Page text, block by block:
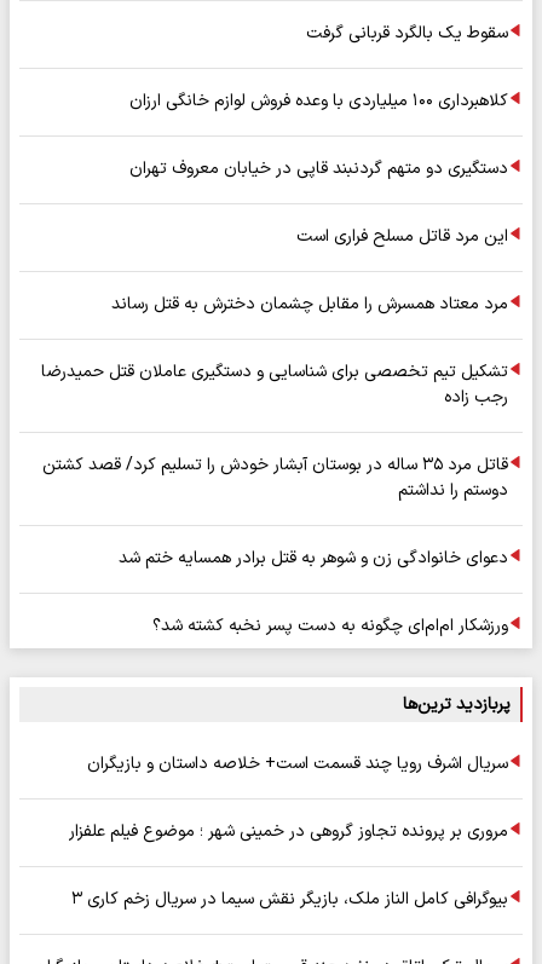
سقوط یک بالگرد قربانی گرفت
کلاهبرداری ۱۰۰ میلیاردی با وعده فروش لوازم خانگی ارزان
دستگیری دو متهم گردنبند قاپی در خیابان معروف تهران
این مرد قاتل مسلح فراری است
مرد معتاد همسرش را مقابل چشمان دخترش به قتل رساند
تشکیل تیم تخصصی برای شناسایی و دستگیری عاملان قتل حمیدرضا
رجب زاده
قاتل مرد ۳۵ ساله در بوستان آبشار خودش را تسلیم کرد/ قصد کشتن
دوستم را نداشتم
دعوای خانوادگی زن و شوهر به قتل برادر همسایه ختم شد
ورزشکار ام‌ام‌ای چگونه به دست پسر نخبه کشته شد؟
پربازدید ترین‌ها
سریال اشرف رویا چند قسمت است+ خلاصه داستان و بازیگران
مروری بر پرونده تجاوز گروهی در خمینی شهر ؛ موضوع فیلم علفزار
بیوگرافی کامل الناز ملک، بازیگر نقش سیما در سریال زخم کاری ۳